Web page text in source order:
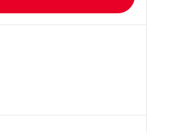
+38 (068)-923-74-19